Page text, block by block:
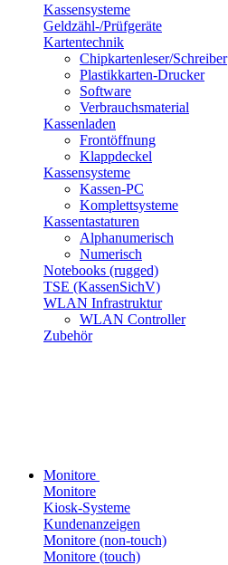
Kassensysteme
Geldzähl-/Prüfgeräte
Kartentechnik
Chipkartenleser/Schreiber
Plastikkarten-Drucker
Software
Verbrauchsmaterial
Kassenladen
Frontöffnung
Klappdeckel
Kassensysteme
Kassen-PC
Komplettsysteme
Kassentastaturen
Alphanumerisch
Numerisch
Notebooks (rugged)
TSE (KassenSichV)
WLAN Infrastruktur
WLAN Controller
Zubehör
Monitore
Monitore
Kiosk-Systeme
Kundenanzeigen
Monitore (non-touch)
Monitore (touch)